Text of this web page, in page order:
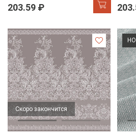
203.59 ₽
Скоро закончится